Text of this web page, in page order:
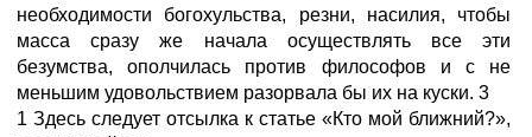
необходимости богохульства, резни, насилия, чтобы
масса сразу же начала осуществлять все эти
безумства, ополчилась против философов и с не
меньшим удовольствием разорвала бы их на куски. 3
1 Здесь следует отсылка к статье «Кто мой ближний?»,